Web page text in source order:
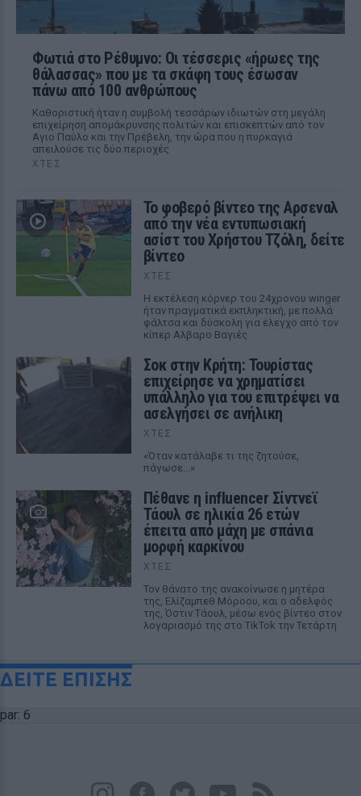
Φωτιά στο Ρέθυμνο: Οι τέσσερις «ήρωες της
θάλασσας» που με τα σκάφη τους έσωσαν
πάνω από 100 ανθρώπους
Καθοριστική ήταν η συμβολή τεσσάρων ιδιωτών στη μεγάλη
επιχείρηση απομάκρυνσης πολιτών και επισκεπτών από τον
Αγιο Παύλο και την Πρέβελη, την ώρα που η πυρκαγιά
απειλούσε τις δύο περιοχές
ΧΤΕΣ
Το φοβερό βίντεο της Αρσεναλ
από την νέα εντυπωσιακή
ασίστ του Χρήστου Τζόλη, δείτε
βίντεο
ΧΤΕΣ
Η εκτέλεση κόρνερ του 24χρονου winger
ήταν πραγματικά εκπληκτική, με πολλά
φάλτσα και δύσκολη για έλεγχο από τον
κίπερ Αλβαρο Βαγιές
Σοκ στην Κρήτη: Τουρίστας
επιχείρησε να χρηματίσει
υπάλληλο για του επιτρέψει να
ασελγήσει σε ανήλικη
ΧΤΕΣ
«Όταν κατάλαβε τι της ζητούσε,
πάγωσε...»
Πέθανε η influencer Σίντνεϊ
Τάουλ σε ηλικία 26 ετών
έπειτα από μάχη με σπάνια
μορφή καρκίνου
ΧΤΕΣ
Τον θάνατο της ανακοίνωσε η μητέρα
της, Ελίζαμπεθ Μόροου, και ο αδελφός
της, Όστιν Τάουλ, μέσω ενός βίντεο στον
λογαριασμό της στο TikTok την Τετάρτη
ΔΕΙΤΕ ΕΠΙΣΗΣ
par: 6